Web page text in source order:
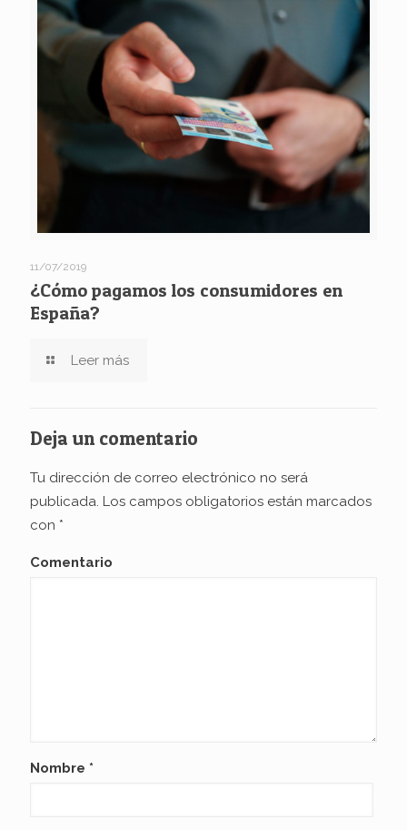
11/07/2019
¿Cómo pagamos los consumidores en
España?
Leer más
Deja un comentario
Tu dirección de correo electrónico no será
publicada. Los campos obligatorios están marcados
con *
Comentario
Nombre *